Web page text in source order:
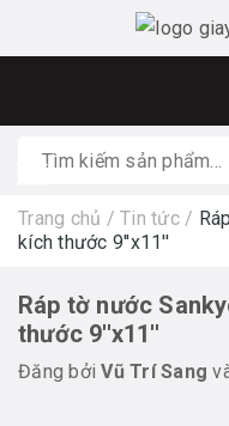
Trang chủ / Tin tức /
kích thước 9''x11''
Ráp tờ nước
thước 9''x11''
Đăng bởiVũ Trí Sang